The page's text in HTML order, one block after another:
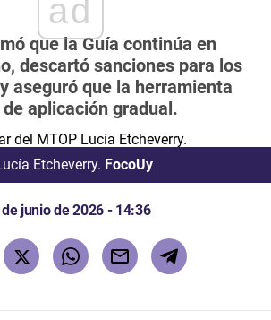
ad
que la Guía continúa en
descartó sanciones para los
aseguró que la herramienta
aplicación gradual.
Etcheverry. FocoUy
junio de 2026 - 14:36